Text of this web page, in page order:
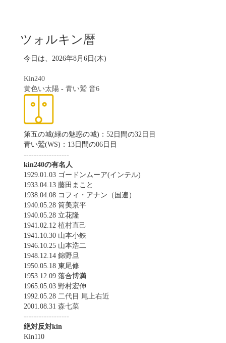
ツォルキン暦
今日は、2026年8月6日(木)
Kin240
黄色い太陽 - 青い鷲 音6
第五の城(緑の魅惑の城)：52日間の32日目
青い鷲(WS)：13日間の06日目
------------------
kin240の有名人
1929.01.03 ゴードンムーア(インテル)
1933.04.13 藤田まこと
1938.04.08 コフィ・アナン（国連）
1940.05.28 筒美京平
1940.05.28 立花隆
1941.02.12 植村直己
1941.10.30 山本小鉄
1946.10.25 山本浩二
1948.12.14 錦野旦
1950.05.18 東尾修
1953.12.09 落合博満
1965.05.03 野村宏伸
1992.05.28 二代目 尾上右近
2001.08.31 森七菜
------------------
絶対反対kin
Kin110